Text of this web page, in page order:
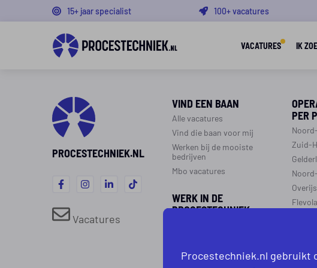
15+ jaar specialist 100+ vacatures
VACATURES IK
PROCESTECHNIEK.NL
Vacatures
VIND EEN BAAN
Alle vacatures
Vind die baan voor mij
Werken bij de mooiste
bedrijven
Mbo vacatures
WERK IN DE
PROCESTECHNIEK
Werken als procesoperator
PER
Zuid-
Procestechniek.nl gebruikt